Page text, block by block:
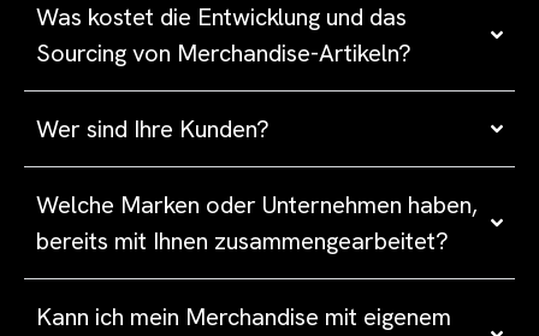
Was kostet die Entwicklung und das
Sourcing von Merchandise-Artikeln?
Wer sind Ihre Kunden?
Welche Marken oder Unternehmen haben,
bereits mit Ihnen zusammengearbeitet?
Kann ich mein Merchandise mit eigenem